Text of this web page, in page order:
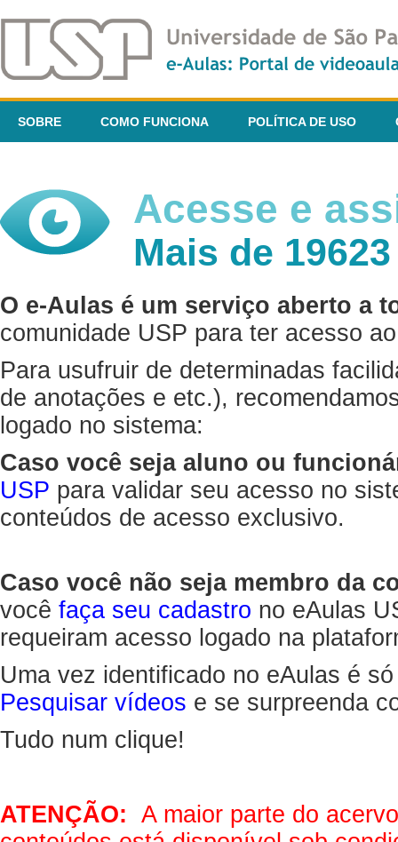
SOBRE COMO FUNCIONA POLÍTICA DE USO
Acesse e
Mais de
O e-Aulas é um serviço aberto a
comunidade USP para ter acesso
Para usufruir de determinadas
de anotações e etc.),
logado no sistema:
Caso você seja aluno ou
USP para validar seu acesso no
conteúdos de acesso exclusivo.
Caso você não seja membro da
você faça seu cadastro no eAulas
requeiram acesso logado na
Uma vez identificado no eAulas é
Pesquisar vídeos e se surpreenda
Tudo num clique!
ATENÇÃO: A maior parte do